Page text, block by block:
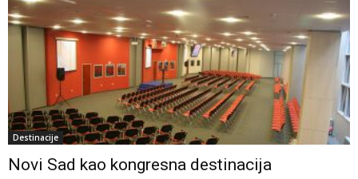
Destinacije
Novi Sad kao kongresna destinacija